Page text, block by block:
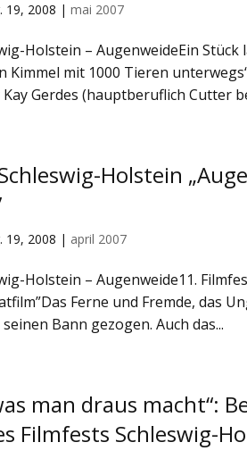
19, 2008 |mai 2007
Holstein – AugenweideEin
Kimmel mit 1000 Tieren
Gerdes (hauptberuflich Cutter
Holstein
19, 2008 | april 2007
Holstein – Augenweide11.
Ferne und Fremde, das
Bann gezogen. Auch das...
man draus macht“:
Filmfests Schleswig-